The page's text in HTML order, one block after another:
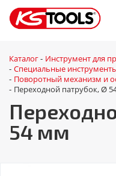
Каталог - Инструмент для
- Специальные
- Поворотный механизм и
- Переходной патрубок, Ø
54 мм